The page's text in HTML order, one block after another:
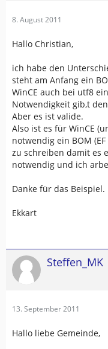
8. August 2011
Hallo Christian,
ich habe den
steht am Anfang ein
WinCE auch bei utf8
Notwendigkeit gib,t
Aber es ist valide.
Also ist es für WinCE
notwendig ein BOM
zu schreiben damit es
notwendig und ich
Danke für das Beispiel.
Ekkart
Steffen_MK
13. September 2011
Hallo liebe Gemeinde,